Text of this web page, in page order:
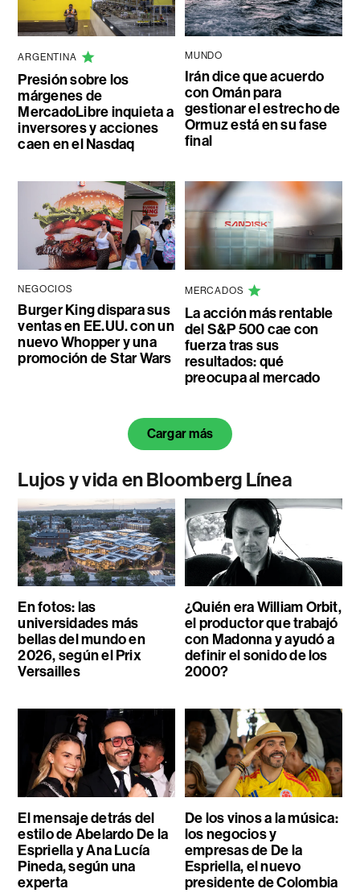
ARGENTINA
Presión sobre los
márgenes de
MercadoLibre inquieta a
inversores y acciones
caen en el Nasdaq
MUNDO
Irán dice que acuerdo
con Omán para
gestionar el estrecho de
Ormuz está en su fase
final
NEGOCIOS
Burger King dispara sus
ventas en EE.UU. con un
nuevo Whopper y una
promoción de Star Wars
MERCADOS
La acción más rentable
del S&P 500 cae con
fuerza tras sus
resultados: qué
preocupa al mercado
Cargar más
Lujos y vida en Bloomberg Línea
En fotos: las
universidades más
bellas del mundo en
2026, según el Prix
Versailles
¿Quién era William Orbit,
el productor que trabajó
con Madonna y ayudó a
definir el sonido de los
2000?
El mensaje detrás del
estilo de Abelardo De la
Espriella y Ana Lucía
Pineda, según una
experta
De los vinos a la música:
los negocios y
empresas de De la
Espriella, el nuevo
presidente de Colombia